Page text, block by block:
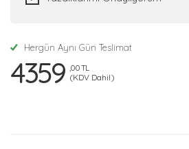
Hergün Aynı Gün Teslimat
4359 ,00 TL
(KDV Dahil)